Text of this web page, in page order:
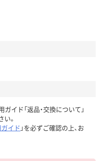
ガイド「返品・交換について」
。
イド 」を必ずご確認の上、お